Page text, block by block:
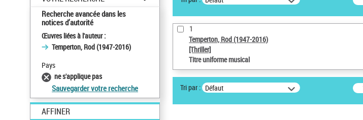
Recherche avancée dans les
notices d’autorité
Œuvres liées à l'auteur :
Temperton, Rod (1947-2016)
Pays
ne s'applique pas
Sauvegarder votre recherche
AFFINER
1
Temperton, Rod (1947-2016)
[Thriller]
Titre uniforme musical
Tri par : Défaut